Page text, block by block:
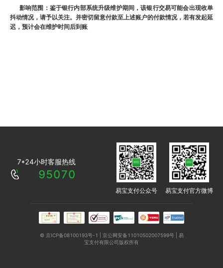
影响范围：鉴于银行内部系统升级维护期间，该银行交易可能会出现收单
抖动情况，请予以关注。并密切留意付款至上述账户的付款情况，若有发起延
迟，预计会在维护时间后到账
7*24小时客服热线
95070
易宝支付公众号 易宝支付官方微博
© 京ICP备08100193号-1 | 京公网安备11010502007599号 | 易
宝支付有限公司版权所有